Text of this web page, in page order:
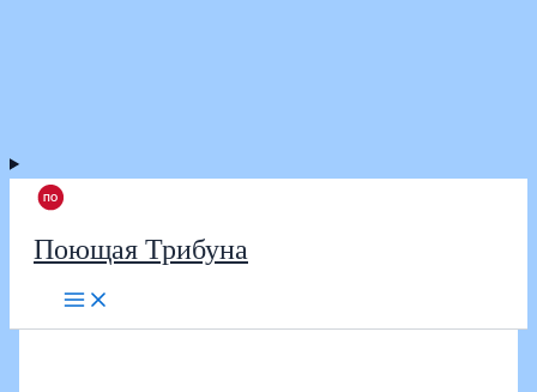
Поющая Трибуна